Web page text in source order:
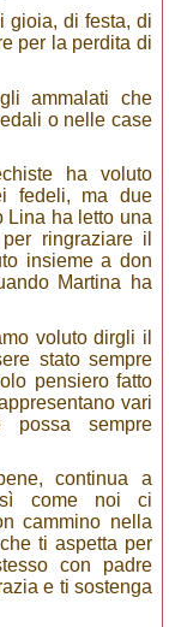
gioia, di festa, di
per la perdita di
ammalati che
o nelle case
ha voluto
fedeli, ma due
Lina ha letto una
ringraziare il
insieme a don
Martina ha
voluto dirgli il
stato sempre
pensiero fatto
vari
possa sempre
continua a
come noi ci
cammino nella
ti aspetta per
con padre
e ti sostenga